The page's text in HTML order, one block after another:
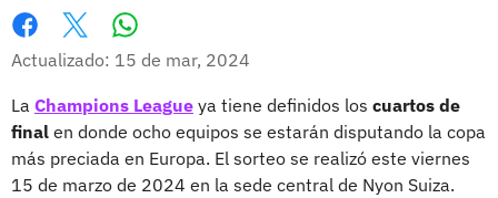
Facebook
X
Actualizado: 15 de mar, 2024
La Champions League ya tiene definidos los cuartos de
final en donde ocho equipos se estarán disputando la copa
más preciada en Europa. El sorteo se realizó este viernes
15 de marzo de 2024 en la sede central de Nyon Suiza.